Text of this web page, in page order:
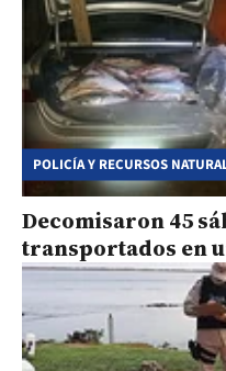
POLICÍA Y RECURSOS
Decomisaron 45
transportados en